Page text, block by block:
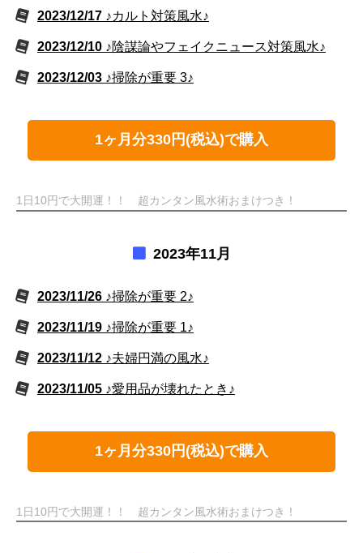
2023/12/17 ♪カルト対策風水♪
2023/12/10 ♪陰謀論やフェイクニュース対策風水♪
2023/12/03 ♪掃除が重要 3♪
1ヶ月分330円(税込)で購入
1日10円で大開運！！ 超カンタン風水術おまけつき！
2023年11月
2023/11/26 ♪掃除が重要 2♪
2023/11/19 ♪掃除が重要 1♪
2023/11/12 ♪夫婦円満の風水♪
2023/11/05 ♪愛用品が壊れたとき♪
1ヶ月分330円(税込)で購入
1日10円で大開運！！ 超カンタン風水術おまけつき！